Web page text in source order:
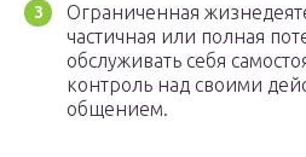
Ограниченная
частичная или полная
обслуживать себя
контроль над своими
общением.